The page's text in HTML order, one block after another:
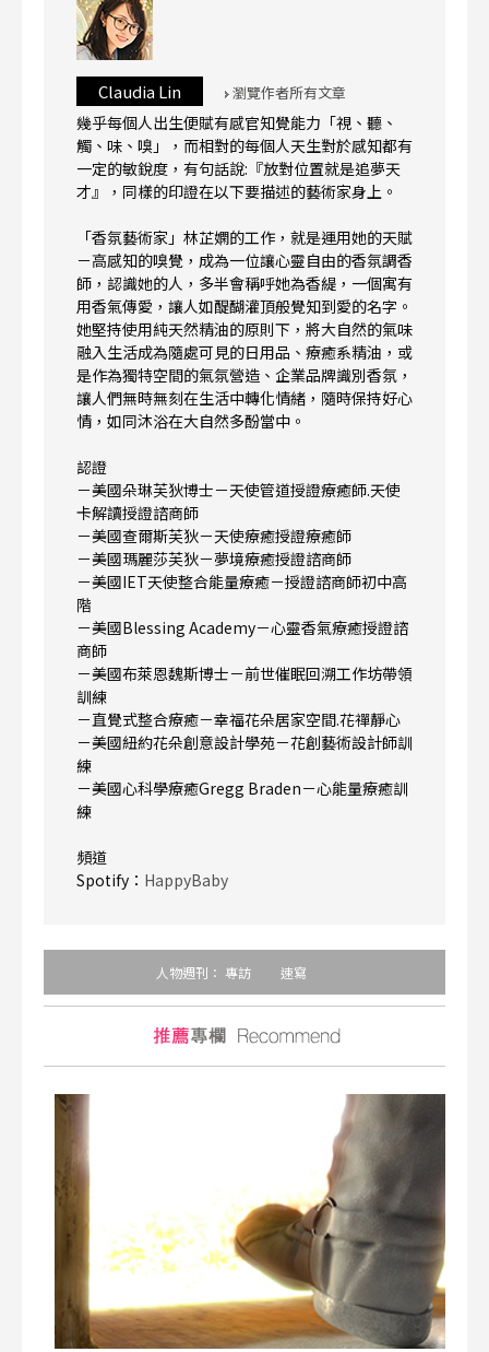
Claudia Lin 瀏覽作者所有文章
幾乎每個人出生便賦有感官知覺能力「視、聽、
觸、味、嗅」，而相對的每個人天生對於感知都有
一定的敏銳度，有句話說:『放對位置就是追夢天
才』，同樣的印證在以下要描述的藝術家身上。
「香氛藝術家」林芷嫻的工作，就是運用她的天賦
－高感知的嗅覺，成為一位讓心靈自由的香氛調香
師，認識她的人，多半會稱呼她為香緹，一個寓有
用香氣傳愛，讓人如醍醐灌頂般覺知到愛的名字。
她堅持使用純天然精油的原則下，將大自然的氣味
融入生活成為隨處可見的日用品、療癒系精油，或
是作為獨特空間的氣氛營造、企業品牌識別香氛，
讓人們無時無刻在生活中轉化情緒，隨時保持好心
情，如同沐浴在大自然多酚當中。
認證
－美國朵琳芙狄博士－天使管道授證療癒師.天使
卡解讀授證諮商師
－美國查爾斯芙狄－天使療癒授證療癒師
－美國瑪麗莎芙狄－夢境療癒授證諮商師
－美國IET天使整合能量療癒－授證諮商師初中高
階
－美國Blessing Academy－心靈香氣療癒授證諮
商師
－美國布萊恩魏斯博士－前世催眠回溯工作坊帶領
訓練
－直覺式整合療癒－幸福花朵居家空間.花禪靜心
－美國紐約花朵創意設計學苑－花創藝術設計師訓
練
－美國心科學療癒Gregg Braden－心能量療癒訓
練
頻道
Spotify： HappyBaby
人物週刊： 專訪 速寫